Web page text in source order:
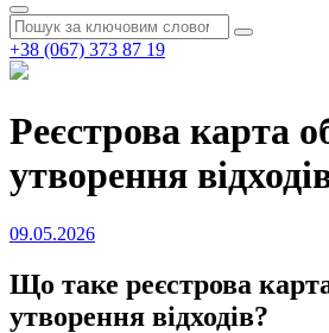
Пошук
Пошук:
Пошук
+38 (067) 373 87 19
Реєстрова карта
утворення
Опубліковано
09.05.2026
Що таке реєстрова
утворення відходів?